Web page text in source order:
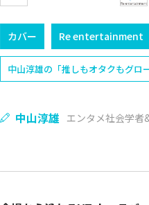
カバー Re entertainment
中山淳雄の「推しもオタクもグロ
中山淳雄 エンタメ社会学